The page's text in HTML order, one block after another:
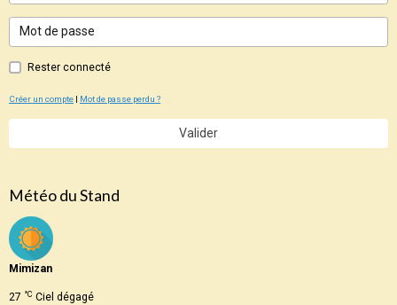
Rester connecté
Créer un compte | Mot de passe perdu ?
Valider
Météo du Stand
Mimizan
27 °C Ciel dégagé